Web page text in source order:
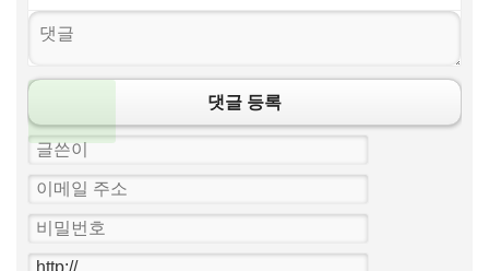
댓글 등록